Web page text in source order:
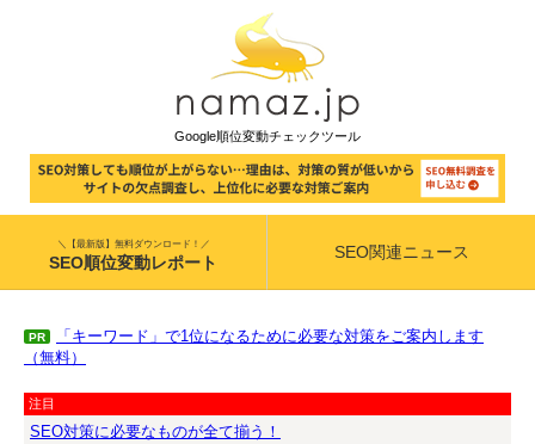
Google順位変動チェックツール
＼【最新版】無料ダウンロード！／
SEO順位変動レポート
SEO関連ニュース
PR
「キーワード」で1位になるために必要な対策をご案内します
（無料）
注目
SEO対策に必要なものが全て揃う！